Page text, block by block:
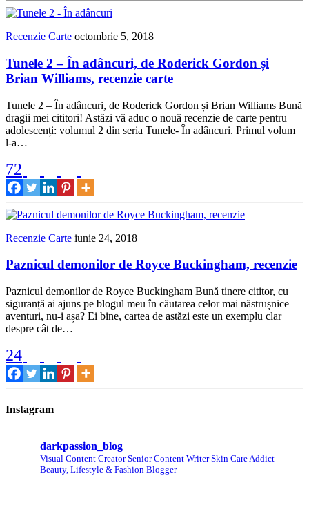
Recenzie Carte octombrie 5, 2018
Tunele 2 – În adâncuri, de Roderick Gordon și
Brian Williams, recenzie carte
Tunele 2 – În adâncuri, de Roderick Gordon și Brian Williams Bună
dragii mei cititori! Astăzi vă aduc o nouă recenzie de carte pentru
adolescenți: volumul 2 din seria Tunele- În adâncuri. Primul volum
l-a…
72
Recenzie Carte iunie 24, 2018
Paznicul demonilor de Royce Buckingham, recenzie
Paznicul demonilor de Royce Buckingham Bună tinere cititor, cu
siguranță ai ajuns pe blogul meu în căutarea celor mai năstrușnice
aventuri, nu-i așa? Ei bine, cartea de astăzi este un exemplu clar
despre cât de…
24
Instagram
darkpassion_blog
Visual Content CreatorSenior Content WriterSkin Care Addict
Beauty, Lifestyle & Fashion Blogger